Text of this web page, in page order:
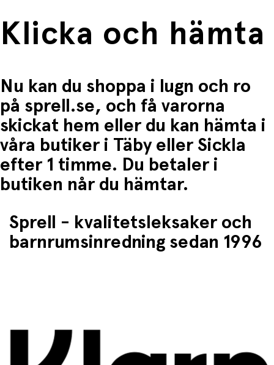
Klicka och hämta
Nu kan du shoppa i lugn och ro
på sprell.se, och få varorna
skickat hem eller du kan hämta i
våra butiker i Täby eller Sickla
efter 1 timme. Du betaler i
butiken når du hämtar.
Sprell - kvalitetsleksaker och
barnrumsinredning sedan 1996